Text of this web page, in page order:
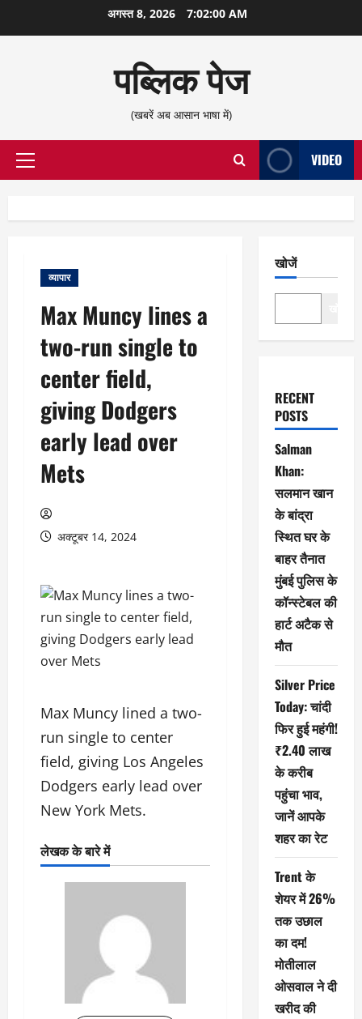
सामग्री
अगस्त 8, 2026 7:02:00 AM
पब्लिक पेज
(खबरें अब आसान भाषा में)
प्राथमिक
VIDEO
व्यापार
Max Muncy lines a
two-run single to
center field,
giving Dodgers
early lead over
Mets
अक्टूबर 14, 2024
Max Muncy lined a two-
run single to center
field, giving Los Angeles
Dodgers early lead over
New York Mets.
लेखक के बारे में
खोजें
RECENT
POSTS
Salman
Khan:
सलमान खान
के बांद्रा
स्थित घर के
बाहर तैनात
मुंबई पुलिस के
कॉन्स्टेबल की
हार्ट अटैक से
मौत
Silver Price
Today: चांदी
फिर हुई महंगी!
₹2.40 लाख
के करीब
पहुंचा भाव,
जानें आपके
शहर का रेट
Trent के
शेयर में 26%
तक उछाल
का दम!
मोतीलाल
ओसवाल ने दी
खरीद की